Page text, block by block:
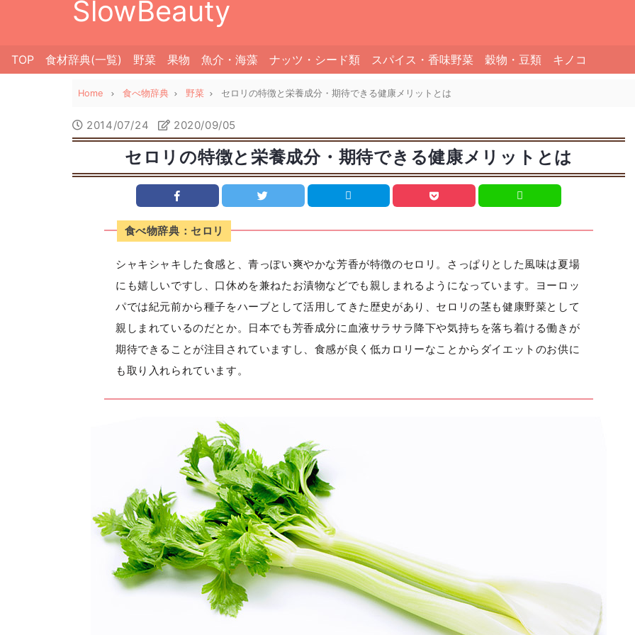
SlowBeauty
TOP 食材辞典(一覧) 野菜 果物 魚介・海藻 ナッツ・シード類 スパイス・香味野菜 穀物・豆類 キノコ
Home 食べ物辞典 野菜 セロリの特徴と栄養成分・期待できる健康メリットとは
2014/07/24 2020/09/05
セロリの特徴と栄養成分・期待できる健康メリットとは
食べ物辞典：セロリ
シャキシャキした食感と、青っぽい爽やかな芳香が特徴のセロリ。さっぱりとした風味は夏場
にも嬉しいですし、口休めを兼ねたお漬物などでも親しまれるようになっています。ヨーロッ
パでは紀元前から種子をハーブとして活用してきた歴史があり、セロリの茎も健康野菜として
親しまれているのだとか。日本でも芳香成分に血液サラサラ降下や気持ちを落ち着ける働きが
期待できることが注目されていますし、食感が良く低カロリーなことからダイエットのお供に
も取り入れられています。